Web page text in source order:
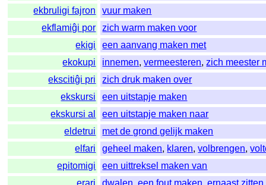
ekbruligi fajron
vuur maken
ekflamiĝi por
zich warm maken voor
ekigi
een aanvang maken met
ekokupi
innemen,vermeesteren,zich meester
ekscitiĝi pri
zich druk maken over
ekskursi
een uitstapje maken
ekskursi al
een uitstapje maken naar
eldetrui
met de grond gelijk maken
elfari
geheel maken, klaren,volbrengen,
epitomigi
een uittreksel maken van